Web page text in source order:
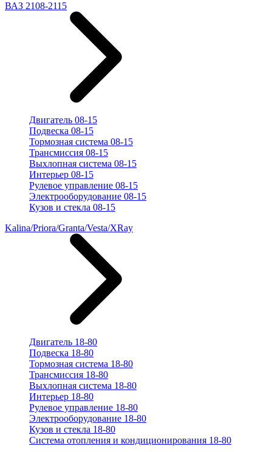
ВАЗ 2108-2115
Двигатель 08-15
Подвеска 08-15
Тормозная система 08-15
Трансмиссия 08-15
Выхлопная система 08-15
Интерьер 08-15
Рулевое управление 08-15
Электрооборудование 08-15
Кузов и стекла 08-15
Kalina/Priora/Granta/Vesta/XRay
Двигатель 18-80
Подвеска 18-80
Тормозная система 18-80
Трансмиссия 18-80
Выхлопная система 18-80
Интерьер 18-80
Рулевое управление 18-80
Электрооборудование 18-80
Кузов и стекла 18-80
Система отопления и кондиционирования 18-80